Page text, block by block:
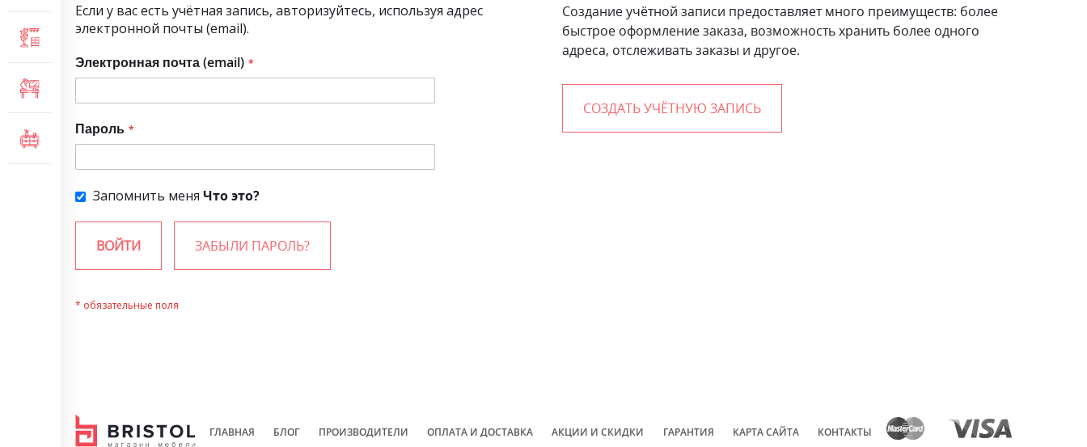
ПРИХОЖАЯ
КОМОДЫ И ТУМБЫ
Если у вас есть учётная запись, авторизуйтесь, используя адрес
электронной почты (email).
Электронная почта (email)
Пароль
Запомнить меня Что это?
ВОЙТИ ЗАБЫЛИ ПАРОЛЬ?
Создание учётной записи предоставляет много преимуществ: более
быстрое оформление заказа, возможность хранить более одного
адреса, отслеживать заказы и другое.
СОЗДАТЬ УЧЁТНУЮ ЗАПИСЬ
ГЛАВНАЯ БЛОГ ПРОИЗВОДИТЕЛИ ОПЛАТА И ДОСТАВКА АКЦИИ И СКИДКИ ГАРАНТИЯ КАРТА САЙТА КОНТАКТЫ